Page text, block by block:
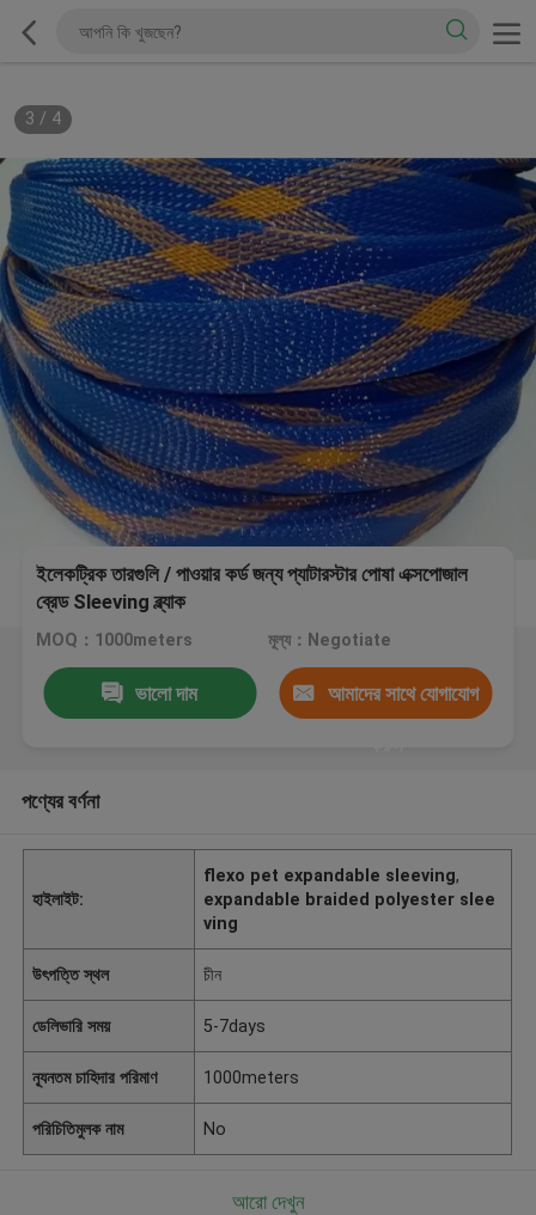
3 / 4
ইলেকট্রিক তারগুলি / পাওয়ার কর্ড জন্য প্যাটারস্টার পোষা এক্সপোজাল
ব্রেড Sleeving ব্ল্যাক
MOQ：1000meters মূল্য：Negotiate
ভালো দাম আমাদের সাথে যোগাযোগ
পণ্যের বর্ণনা
হাইলাইট:
flexo pet expandable sleeving,
expandable braided polyester slee
ving
উৎপত্তি স্থল চীন
ডেলিভারি সময় 5-7days
ন্যূনতম চাহিদার পরিমাণ 1000meters
পরিচিতিমুলক নাম No
আরো দেখুন